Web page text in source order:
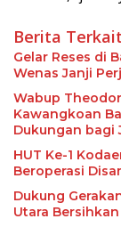
Berita Terkait
Gelar Reses di
Wenas Janji
Wabup
Kawangkoan
Dukungan bagi
HUT Ke-1
Beroperasi
Dukung
Utara